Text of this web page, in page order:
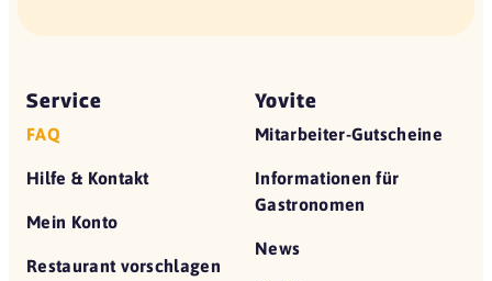
Service
FAQ
Hilfe & Kontakt
Mein Konto
Restaurant vorschlagen
Yovite
Mitarbeiter-Gutscheine
Informationen für
Gastronomen
News